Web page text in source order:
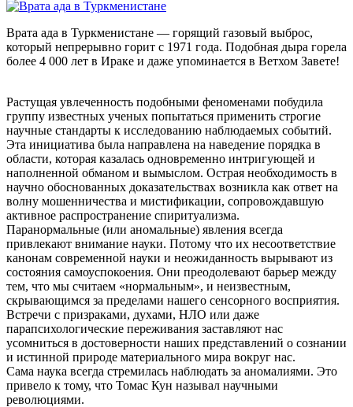
Врата ада в Туркменистане — горящий газовый выброс,
который непрерывно горит с 1971 года. Подобная дыра горела
более 4 000 лет в Ираке и даже упоминается в Ветхом Завете!
Растущая увлеченность подобными феноменами побудила
группу известных ученых попытаться применить строгие
научные стандарты к исследованию наблюдаемых событий.
Эта инициатива была направлена на наведение порядка в
области, которая казалась одновременно интригующей и
наполненной обманом и вымыслом. Острая необходимость в
научно обоснованных доказательствах возникла как ответ на
волну мошенничества и мистификации, сопровождавшую
активное распространение спиритуализма.
Паранормальные (или аномальные) явления всегда
привлекают внимание науки. Потому что их несоответствие
канонам современной науки и неожиданность вырывают из
состояния самоуспокоения. Они преодолевают барьер между
тем, что мы считаем «нормальным», и неизвестным,
скрывающимся за пределами нашего сенсорного восприятия.
Встречи с призраками, духами, НЛО или даже
парапсихологические переживания заставляют нас
усомниться в достоверности наших представлений о сознании
и истинной природе материального мира вокруг нас.
Сама наука всегда стремилась наблюдать за аномалиями. Это
привело к тому, что Томас Кун называл научными
революциями.